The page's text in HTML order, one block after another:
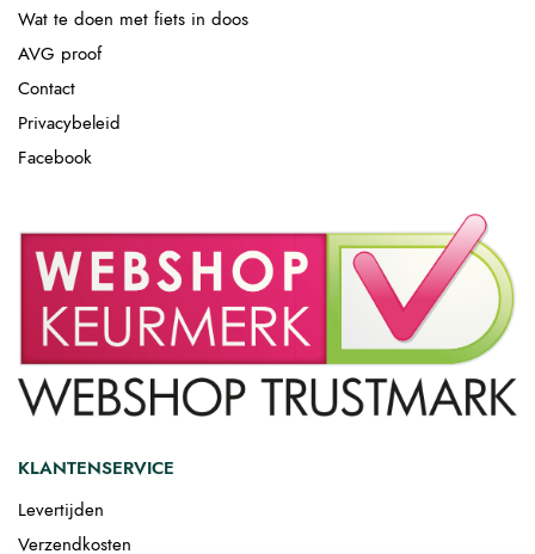
Wat te doen met fiets in doos
AVG proof
Contact
Privacybeleid
Facebook
KLANTENSERVICE
Levertijden
Verzendkosten